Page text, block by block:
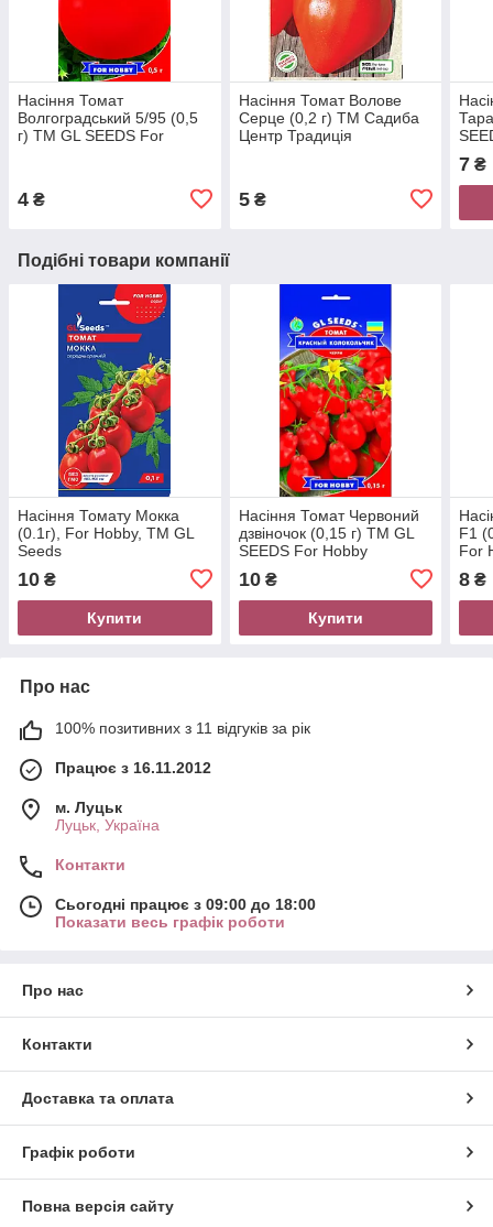
Насіння Томат
Волгоградський 5/95 (0,5
г) ТМ GL SEEDS For
4 ₴
Насіння Томат Волове
Серце (0,2 г) ТМ Садиба
Центр Традиція
5₴
7 ₴
Подібні товари компанії
Насіння Томату Мокка
(0.1г), For Hobby, TM GL
Seeds
10 ₴
Купити
Насіння Томат Червоний
дзвіночок (0,15 г) ТМ GL
SEEDS For Hobby
10₴
Купити
F1
For
8 ₴
Про нас
100% позитивних з 11 відгуків за рік
Працює з 16.11.2012
м. Луцьк
Луцьк, Україна
Контакти
Сьогодні працює з 09:00 до 18:00
Показати весь графік роботи
Про нас
Контакти
Доставка та оплата
Графік роботи
Повна версія сайту